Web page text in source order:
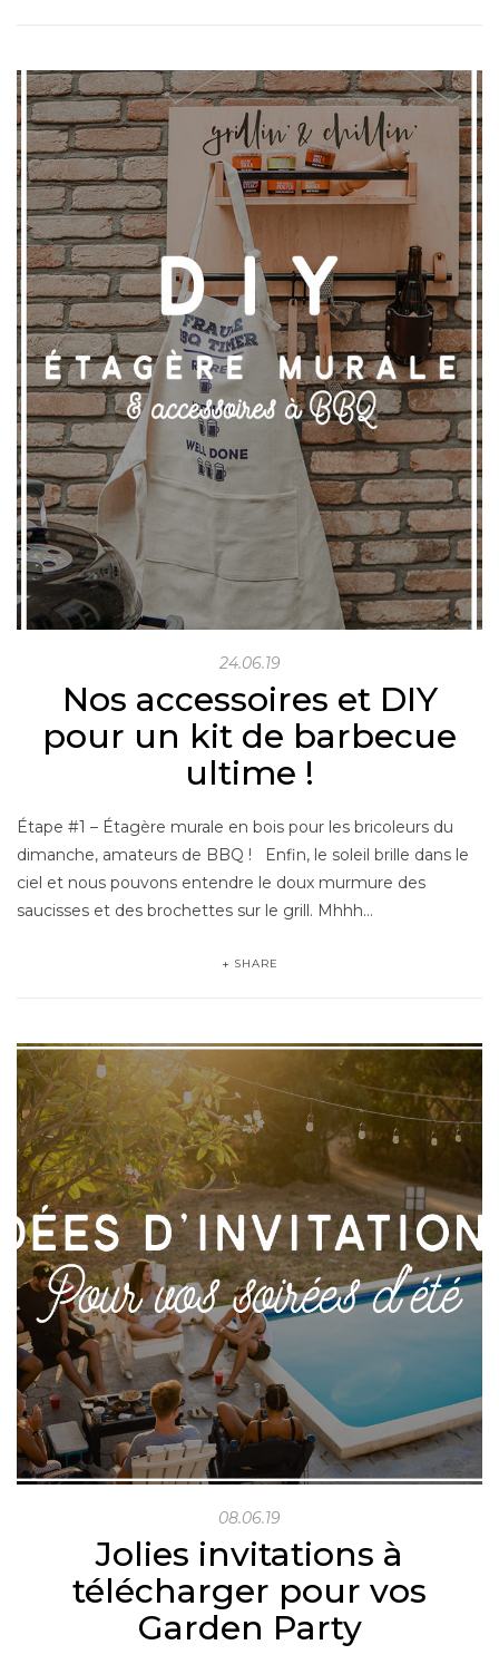
24.06.19
Nos accessoires et DIY
pour un kit de barbecue
ultime !
Étape #1 – Étagère murale en bois pour les bricoleurs du
dimanche, amateurs de BBQ ! Enfin, le soleil brille dans le
ciel et nous pouvons entendre le doux murmure des
saucisses et des brochettes sur le grill. Mhhh…
SHARE
08.06.19
Jolies invitations à
télécharger pour vos
Garden Party